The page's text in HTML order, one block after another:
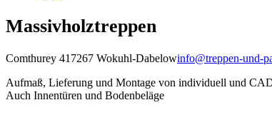
Massivholztreppen
Comthurey 417267 Wokuhl-Dabelowinfo@treppen-und-
Aufmaß, Lieferung und Montage von individuell und
Auch Innentüren und Bodenbeläge